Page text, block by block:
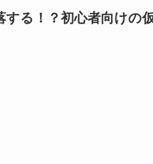
る！？初心者向けの